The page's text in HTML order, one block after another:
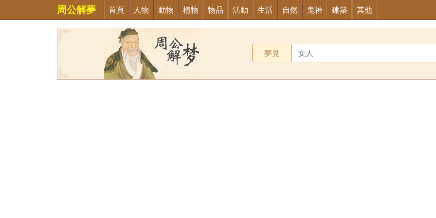
周公解夢 首頁 人物 動物 植物 物品 活動 生活 自然 鬼神 建築 其他
夢見